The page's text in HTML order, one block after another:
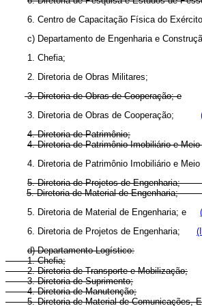
6. Centro de Capacitação Física do
c) Departamento de Engenharia e
1. Chefia;
2. Diretoria de Obras Militares;
3. Diretoria de Obras de Cooperação; e
3. Diretoria de Obras de Cooperação;
4. Diretoria de Patrimônio;
4. Diretoria de Patrimônio Imobiliário e
4. Diretoria de Patrimônio Imobiliário e
5. Diretoria de Projetos de Engenharia;
5. Diretoria de Material de Engenharia;
5. Diretoria de Material de Engenharia; e
6. Diretoria de Projetos de Engenharia;
d) Departamento Logístico:
1. Chefia;
2. Diretoria de Transporte e Mobilização;
3. Diretoria de Suprimento;
4. Diretoria de Manutenção;
5. Diretoria de Material de Comunicações,